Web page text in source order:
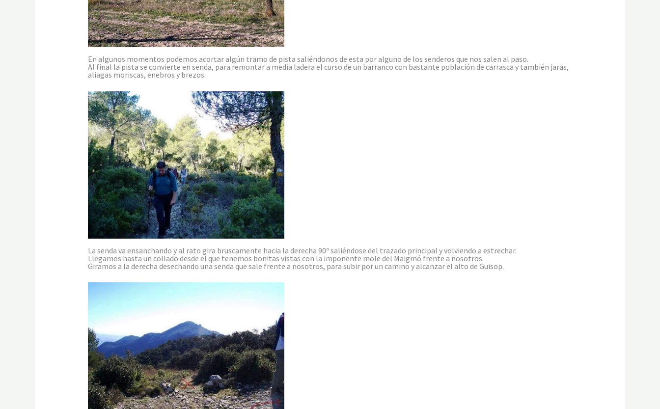
En algunos momentos podemos acortar algún tramo de pista saliéndonos de esta por alguno de los senderos que nos salen al paso.
Al final la pista se convierte en senda, para remontar a media ladera el curso de un barranco con bastante población de carrasca y también jaras,
aliagas moriscas, enebros y brezos.
La senda va ensanchando y al rato gira bruscamente hacia la derecha 90º saliéndose del trazado principal y volviendo a estrechar.
Llegamos hasta un collado desde el que tenemos bonitas vistas con la imponente mole del Maigmó frente a nosotros.
Giramos a la derecha desechando una senda que sale frente a nosotros, para subir por un camino y alcanzar el alto de Guisop.